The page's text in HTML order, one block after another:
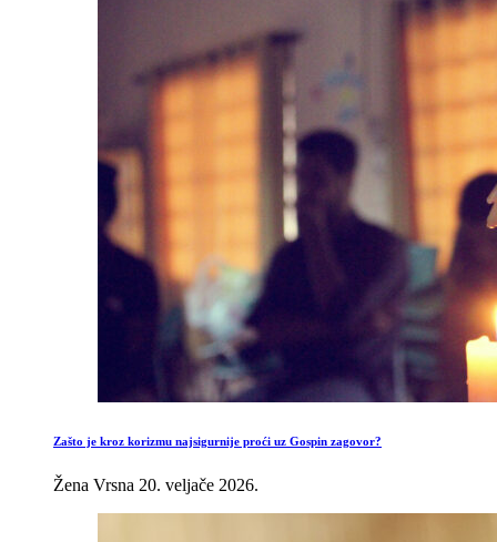
Zašto je kroz korizmu najsigurnije proći uz Gospin zagovor?
Žena Vrsna 20. veljače 2026.